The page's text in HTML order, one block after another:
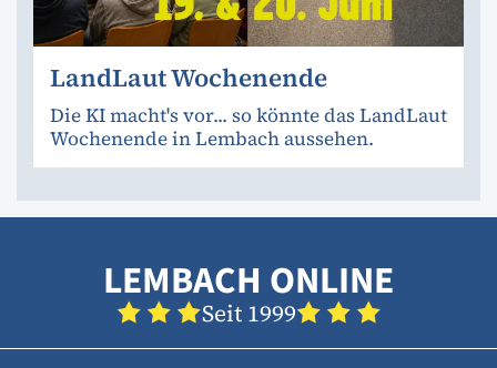
LandLaut Wochenende
Die KI macht's vor... so könnte das LandLaut
Wochenende in Lembach aussehen.
LEMBACH ONLINE
Seit 1999